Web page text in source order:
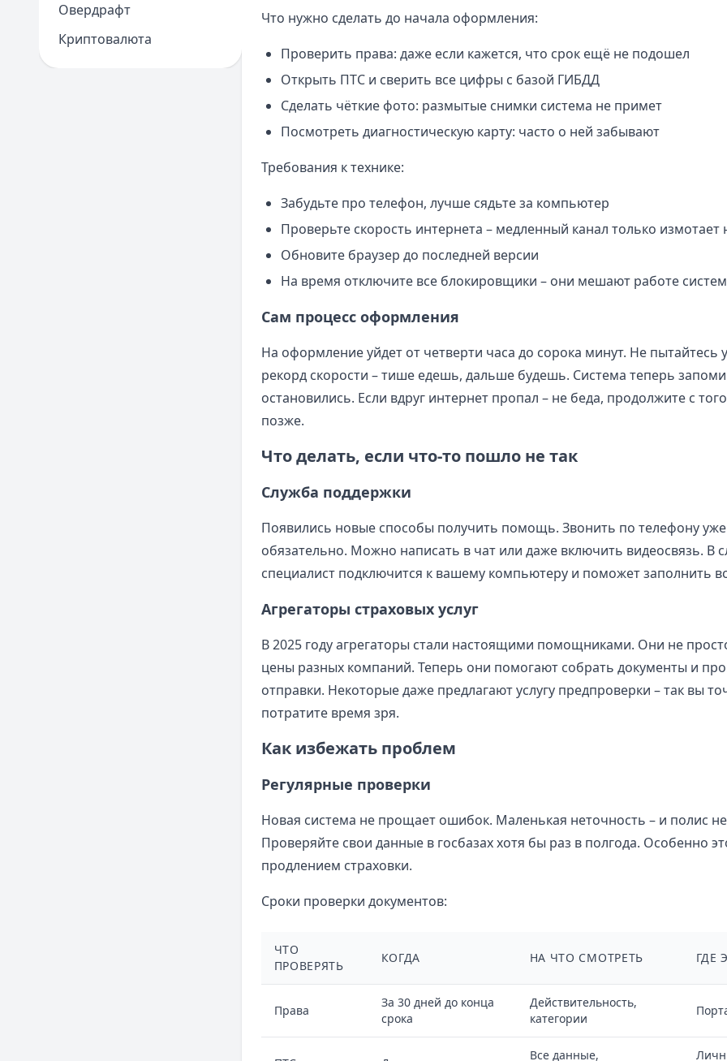
Овердрафт
Криптовалюта
Что нужно сделать до начала оформления:
Проверить права: даже если кажется, что срок ещё не подошел
Открыть ПТС и сверить все цифры с базой ГИБДД
Сделать чёткие фото: размытые снимки система не примет
Посмотреть диагностическую карту: часто о ней забывают
Требования к технике:
Забудьте про телефон, лучше сядьте за компьютер
Проверьте скорость интернета – медленный канал только измотает
Обновите браузер до последней версии
На время отключите все блокировщики – они мешают работе
Сам процесс оформления
На оформление уйдет от четверти часа до сорока минут. Не пытайтесь
рекорд скорости – тише едешь, дальше будешь. Система теперь
остановились. Если вдруг интернет пропал – не беда, продолжите с
позже.
Что делать, если что-то пошло не так
Служба поддержки
Появились новые способы получить помощь. Звонить по телефону
обязательно. Можно написать в чат или даже включить видеосвязь. В
специалист подключится к вашему компьютеру и поможет заполнить
Агрегаторы страховых услуг
В 2025 году агрегаторы стали настоящими помощниками. Они не
цены разных компаний. Теперь они помогают собрать документы и
отправки. Некоторые даже предлагают услугу предпроверки – так вы
потратите время зря.
Как избежать проблем
Регулярные проверки
Новая система не прощает ошибок. Маленькая неточность – и полис
Проверяйте свои данные в госбазах хотя бы раз в полгода. Особенно
продлением страховки.
Сроки проверки документов:
ЧТО
ПРОВЕРЯТЬ
КОГДА НА ЧТО СМОТРЕТЬ ГДЕ
Права
За 30 дней до конца
срока
Действительность,
категории
Все данные,